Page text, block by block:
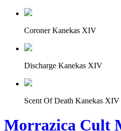
Coroner Kanekas XIV
Discharge Kanekas XIV
Scent Of Death Kanekas XIV
Morrazica Cult